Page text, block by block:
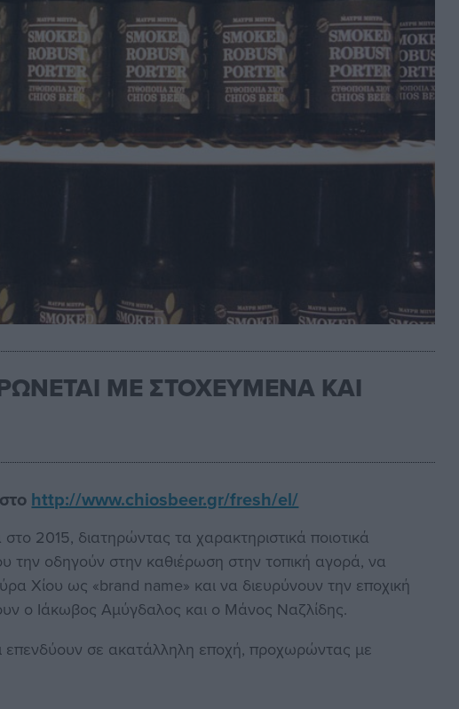
ΜΕ ΣΤΟΧΕΥΜΕΝΑ ΚΑΙ
http://www.chiosbeer.gr/fresh/el/
2015, διατηρώντας τα χαρακτηριστικά ποιοτικά
την οδηγούν στην καθιέρωση στην τοπική αγορά, να
Χίου ως «brand name» και να διευρύνουν την εποχική
ο Ιάκωβος Αμύγδαλος και ο Μάνος Ναζλίδης.
επενδύουν σε ακατάλληλη εποχή, προχωρώντας με